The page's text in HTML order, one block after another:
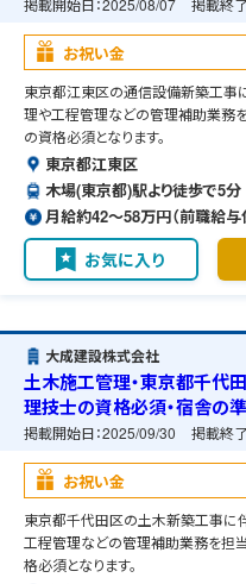
掲載開始日：2025/08/07 掲載終
お祝い金
東京都江東区の通信設備新築工事
理や工程管理などの管理補助業務
の資格必須となります。
東京都江東区
木場(東京都)駅より徒歩で5分
月給約42〜58万円（前職給与
お気に入り
大成建設株式会社
土木施工管理・東京都千代
理技士の資格必須・宿舎の
掲載開始日：2025/09/30 掲載終
お祝い金
東京都千代田区の土木新築工事に
工程管理などの管理補助業務を担
格必須となります。